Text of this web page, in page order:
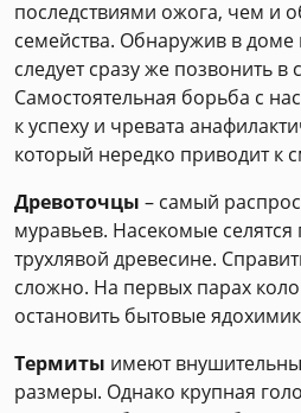
последствиями ожога, чем и
семейства. Обнаружив в доме
следует сразу же позвонить в
Самостоятельная борьба с
к успеху и чревата
который нередко приводит к
Древоточцы – самый
муравьев. Насекомые
трухлявой древесине.
сложно. На первых парах
остановить бытовые
Термиты имеют
размеры. Однако крупная